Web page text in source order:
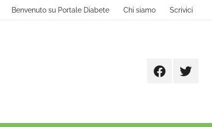
Benvenuto su Portale Diabete Chi siamo Scrivici
FacebookTwitter